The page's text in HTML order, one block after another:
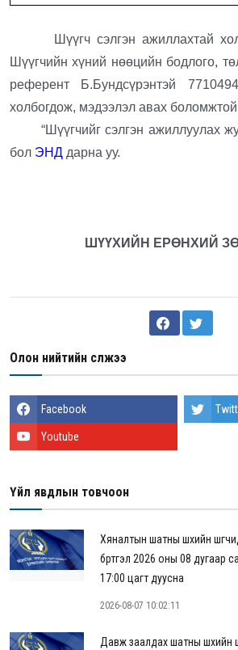
Шүүгч сэлгэн ажиллахтай
Шүүгчийн хүний нөөцийн бодлого,
референт Б.Бундсүрэнтэй
холбогдож, мэдээлэл авах
“Шүүгчийг сэлгэн ажиллуулах
бол ЭНД дарна уу.
ШҮҮХИЙН ЕРӨНХИЙ
Олон нийтийн сүлжээ
Facebook
Youtube
Үйл явдлын товчоон
Хяналтын шатны шүүхийн
бүртгэл 2026 оны 08 дугаар
17:00 цагт дуусна
2026-08-07 10:02:11
Давж заалдах шатны шүүхийн